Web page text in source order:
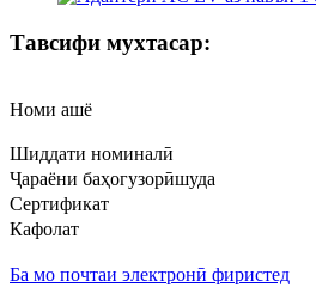
Тавсифи мухтасар:
Номи ашё
Шиддати номиналӣ
Ҷараёни баҳогузорӣшуда
Сертификат
Кафолат
Ба мо почтаи электронӣ фиристед